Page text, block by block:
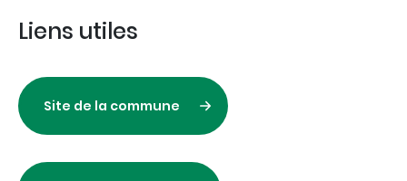
Liens utiles
Site de la commune